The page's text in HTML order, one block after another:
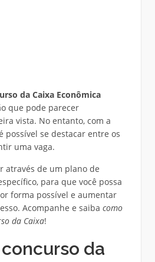
da Caixa Econômica
que pode parecer
vista. No entanto, com a
possível se destacar entre os
uma vaga.
através de um plano de
para que você possa
forma possível e aumentar
Acompanhe e saiba como
da Caixa!
da